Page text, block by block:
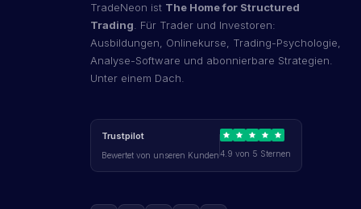
TradeNeon ist The Home for Structured
Trading . Für Trader und Investoren:
Ausbildungen, Onlinekurse, Trading-Psychologie,
Analyse-Software und abonnierbare Strategien.
Unter einem Dach.
Trustpilot
Bewertet von unseren Kunden4.9 von 5 Sternen